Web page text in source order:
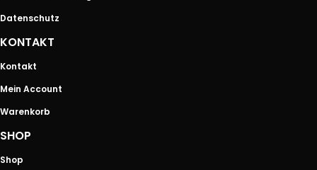
Datenschutz
KONTAKT
Kontakt
Mein Account
Warenkorb
SHOP
Shop